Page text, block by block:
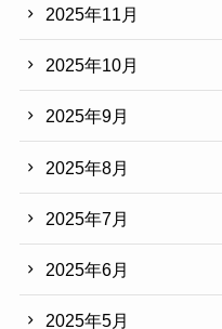
2025年11月
2025年10月
2025年9月
2025年8月
2025年7月
2025年6月
2025年5月